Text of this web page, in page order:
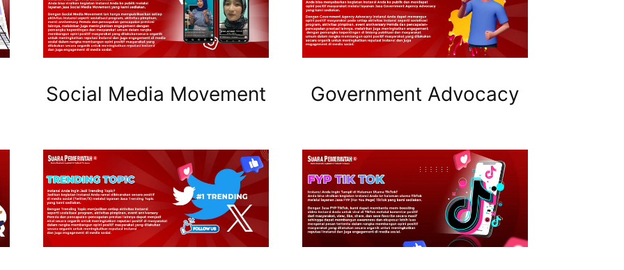
Social Media Movement Government Advocacy